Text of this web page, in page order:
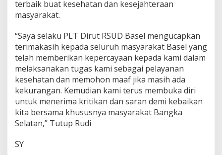
terbaik buat kesehatan dan kesejahteraan
masyarakat.
“Saya selaku PLT Dirut RSUD Basel mengucapkan
terimakasih kepada seluruh masyarakat Basel yang
telah memberikan kepercayaan kepada kami dalam
melaksanakan tugas kami sebagai pelayanan
kesehatan dan memohon maaf jika masih ada
kekurangan. Kemudian kami terus membuka diri
untuk menerima kritikan dan saran demi kebaikan
kita bersama khususnya masyarakat Bangka
Selatan,” Tutup Rudi
SY